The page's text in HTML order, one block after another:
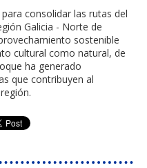
consolidar las rutas del
Galicia - Norte de
sostenible
cultural como natural, de
ha generado
que contribuyen al
protección y puesta
del Camino de Santiago, en